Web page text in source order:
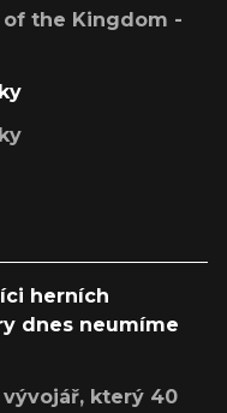
of the Kingdom -
herních
dnes neumíme
který 40